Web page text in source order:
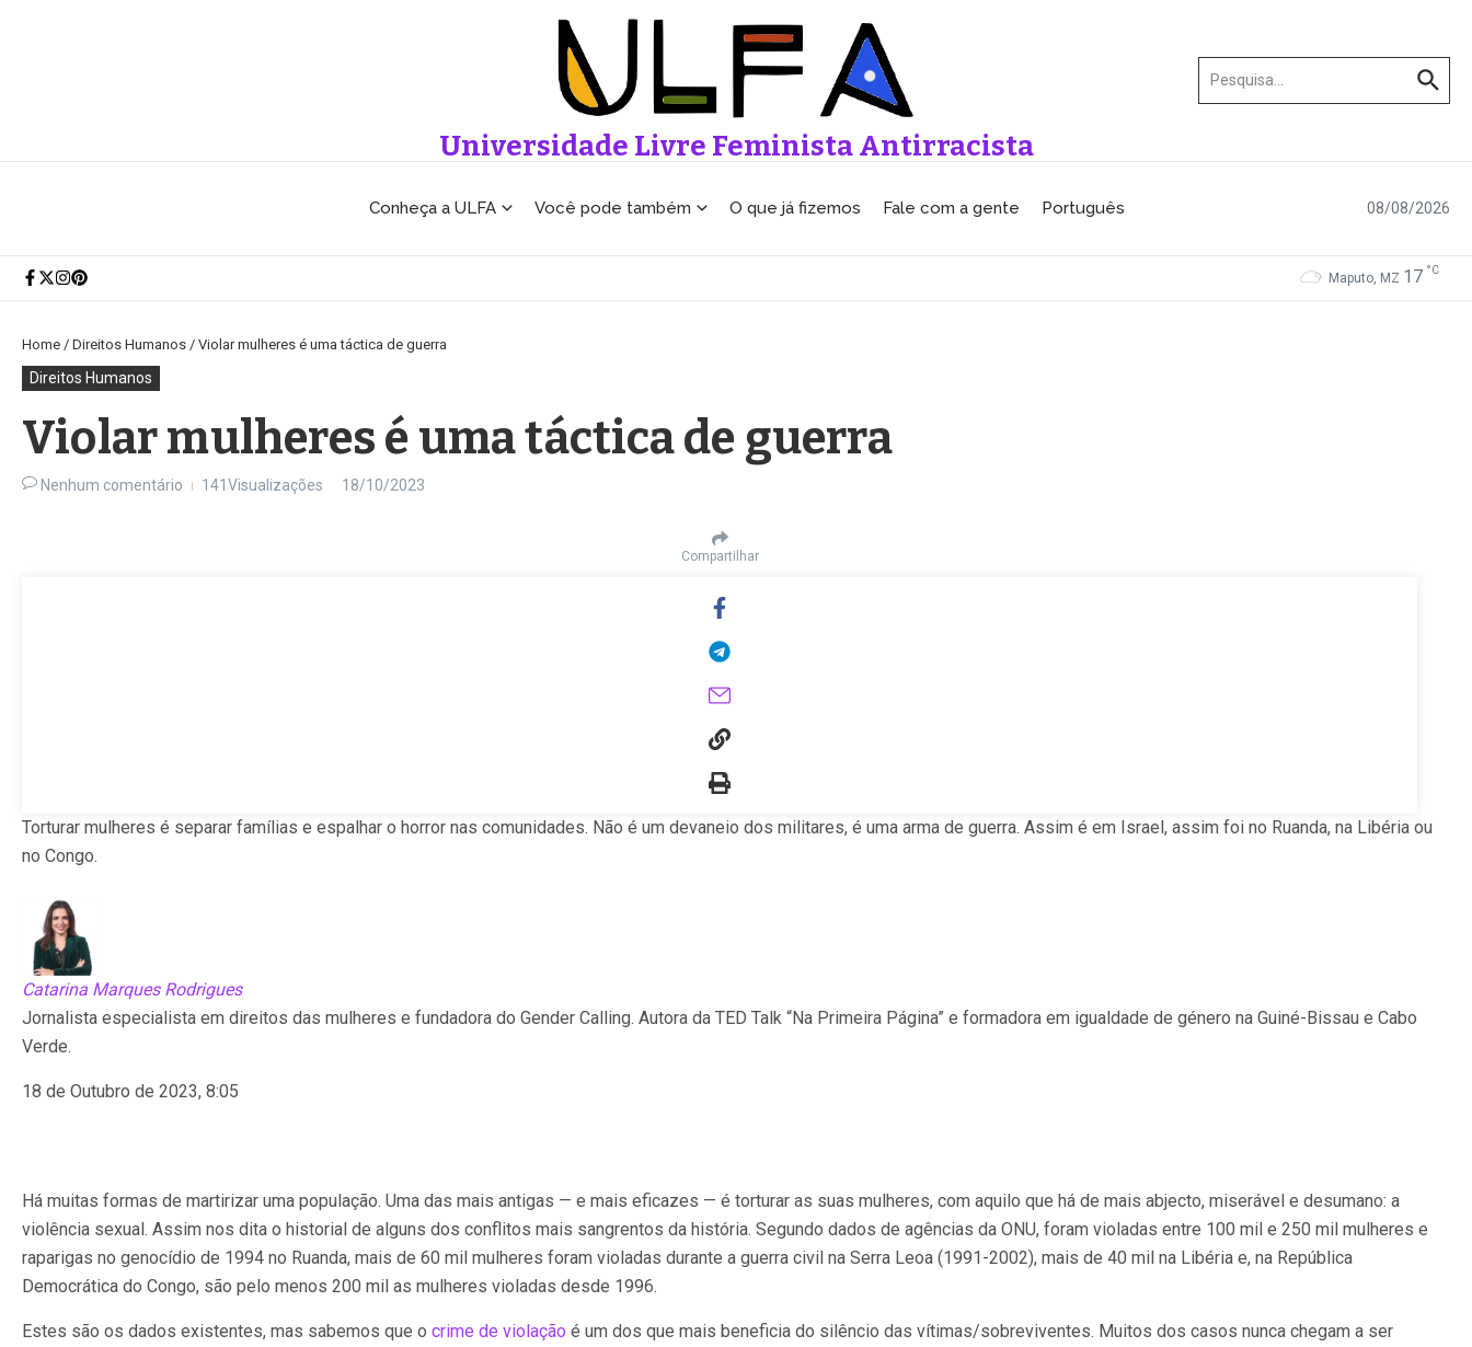
Universidade Livre Feminista Antirracista
Conheça a ULFA Você pode também O que já fizemos Fale com a gente Português 08/08/2026
Maputo, MZ 17 °C
Home / Direitos Humanos / Violar mulheres é uma táctica de guerra
Direitos Humanos
Violar mulheres é uma táctica de guerra
Nenhum comentário 141Visualizações 18/10/2023
Compartilhar
Torturar mulheres é separar famílias e espalhar o horror nas comunidades. Não é um devaneio dos militares, é uma arma de guerra. Assim é em Israel, assim foi no Ruanda, na Libéria ou
no Congo.
Catarina Marques Rodrigues
Jornalista especialista em direitos das mulheres e fundadora do Gender Calling. Autora da TED Talk “Na Primeira Página” e formadora em igualdade de género na Guiné-Bissau e Cabo
Verde.
18 de Outubro de 2023, 8:05
Há muitas formas de martirizar uma população. Uma das mais antigas — e mais eficazes — é torturar as suas mulheres, com aquilo que há de mais abjecto, miserável e desumano: a
violência sexual. Assim nos dita o historial de alguns dos conflitos mais sangrentos da história. Segundo dados de agências da ONU, foram violadas entre 100 mil e 250 mil mulheres e
raparigas no genocídio de 1994 no Ruanda, mais de 60 mil mulheres foram violadas durante a guerra civil na Serra Leoa (1991-2002), mais de 40 mil na Libéria e, na República
Democrática do Congo, são pelo menos 200 mil as mulheres violadas desde 1996.
Estes são os dados existentes, mas sabemos que o crime de violação é um dos que mais beneficia do silêncio das vítimas/sobreviventes. Muitos dos casos nunca chegam a ser